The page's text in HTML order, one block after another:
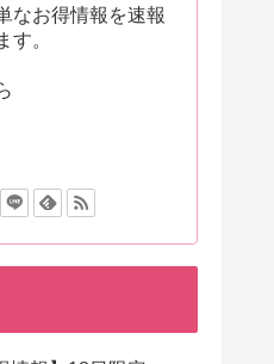
なお得情報を速報
す。